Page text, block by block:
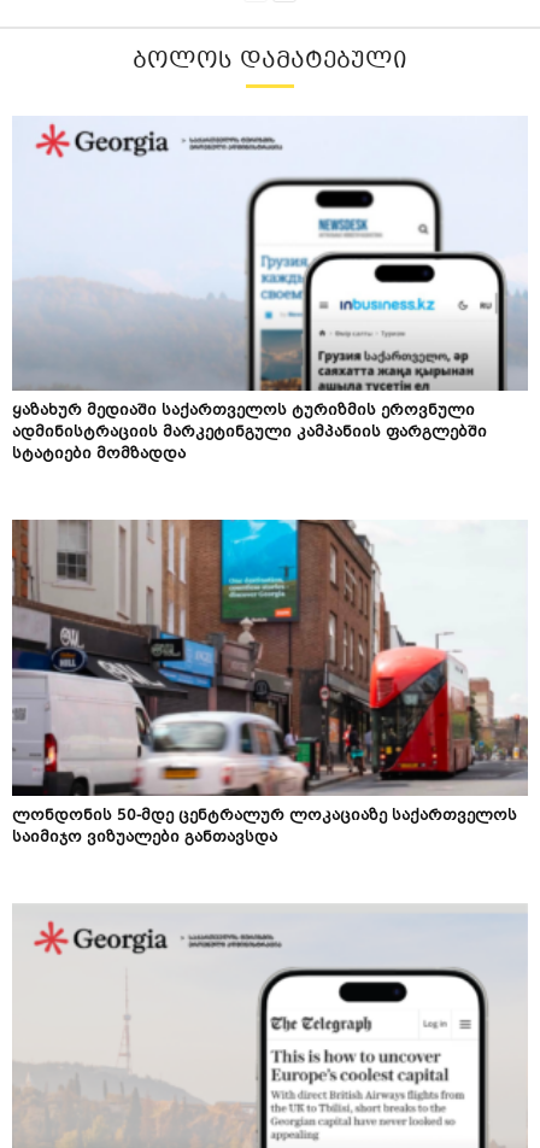
ᲑᲝᲚᲝᲡ ᲓᲐᲛᲐᲢᲔᲑᲣᲚᲘ
ყაზახურ მედიაში საქართველოს ტურიზმის ეროვნული
ადმინისტრაციის მარკეტინგული კამპანიის ფარგლებში
სტატიები მომზადდა
ლონდონის 50-მდე ცენტრალურ ლოკაციაზე საქართველოს
საიმიჯო ვიზუალები განთავსდა